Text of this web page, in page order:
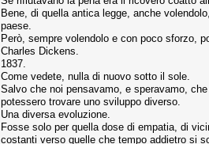
Bene, di quella antica legge, anche
paese.
Però, sempre volendolo e con poco sforzo,
Charles Dickens.
1837.
Come vedete, nulla di nuovo sotto il sole.
Salvo che noi pensavamo, e speravamo,
potessero trovare uno sviluppo diverso.
Una diversa evoluzione.
Fosse solo per quella dose di empatia, di
costanti verso quelle che tempo addietro si